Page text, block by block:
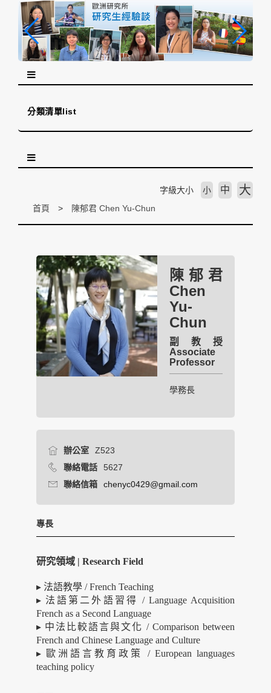
分類清單list
首頁 陳郁君 Chen Yu-Chun
字級大小 小 中 大
陳郁君
Chen
Yu-
Chun
副教授
Associate
Professor
學務長
辦公室
Z523
聯絡電話
5627
聯絡信箱
chenyc0429@gmail.com
專長
研究領域 | Research Field
▸ 法語教學 / French Teaching
▸ 法語第二外語習得 / Language Acquisition
French as a Second Language
▸ 中法比較語⾔與文化 / Comparison between
French and Chinese Language and Culture
▸ 歐洲語言教育政策 / European languages
teaching policy